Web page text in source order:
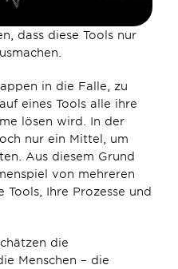
dass diese Tools nur
in die Falle, zu
eines Tools alle ihre
lösen wird. In der
nur ein Mittel, um
Aus diesem Grund
von mehreren
Tools, Ihre Prozesse und
die
Menschen – die